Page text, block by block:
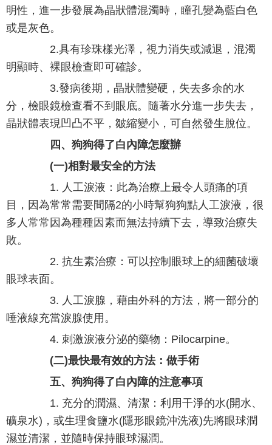
明性，進一步發展為晶狀體混濁時，瞳孔變為藍白色
或是灰色。
2.具有珍珠樣光澤，視力消失或減退，混濁
明顯時、裸眼檢查即可確診。
3.發病後期，晶狀體變硬，失去多余的水
分，檢眼鏡檢查看不到眼底。隨著水分進一步失去，
晶狀體表現凹凸不平，皺縮變小，可自然發生脫位。
四、狗狗得了白內障怎麼辦
(一)相對最安全的方法
1. 人工淚液：此為治療上最令人頭痛的項
目，因為常常需要間隔2的小時幫狗狗點人工淚液，很
多人常常因為種種因素而無法持續下去，導致治療失
敗。
2. 抗生素治療：可以控制眼球上的細菌破壞
眼球表面。
3. 人工淚腺，藉由外科的方法，將一部分的
唾液線充當淚腺使用。
4. 刺激淚液分泌的藥物：Pilocarpine。
(二)最快最有效的方法：做手術
五、狗狗得了白內障的注意事項
1. 充分的潤濕、清潔：利用干淨的水(開水、
礦泉水)，或生理食鹽水(隱形眼鏡沖洗液)先將眼球潤
濕並清潔，並隨時保持眼球濕潤。